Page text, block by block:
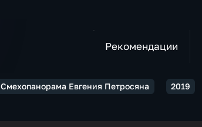
Рекомендации
Смехопанорама Евгения Петросяна 2019